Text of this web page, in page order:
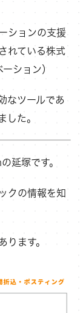
ションの支援
れている株式
ション）
なツールであ
た。
延塚です。
クの情報を知
ます。